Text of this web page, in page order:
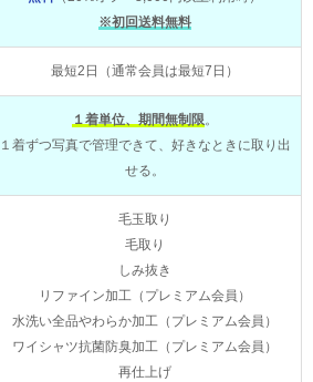
※初回送料無料
最短2日（通常会員は最短7日）
１着単位、期間無制限。
１着ずつ写真で管理できて、好きなときに取り出
せる。
毛玉取り
毛取り
しみ抜き
リファイン加工（プレミアム会員）
水洗い全品やわらか加工（プレミアム会員）
ワイシャツ抗菌防臭加工（プレミアム会員）
再仕上げ